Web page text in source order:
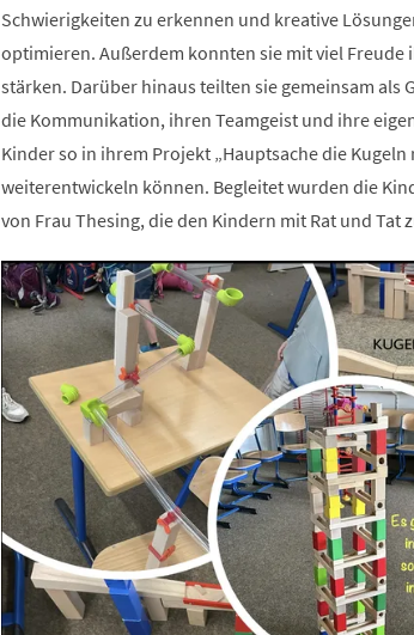
Schwierigkeiten zu erkennen und kreative
optimieren. Außerdem konnten sie mit viel
stärken. Darüber hinaus teilten sie gemeinsam als
die Kommunikation, ihren Teamgeist und ihre
Kinder so in ihrem Projekt „Hauptsache die
weiterentwickeln können. Begleitet wurden die
von Frau Thesing, die den Kindern mit Rat und Tat